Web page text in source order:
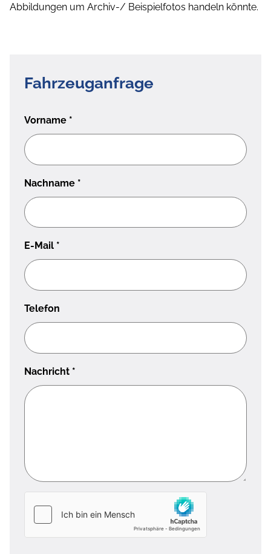
Abbildungen um Archiv-/ Beispielfotos handeln könnte.
Fahrzeuganfrage
Vorname *
Nachname *
E-Mail *
Telefon
Nachricht *